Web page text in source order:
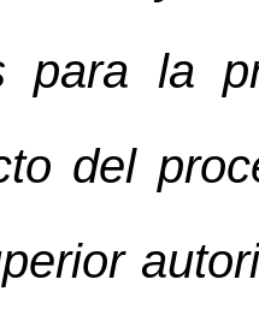
para la
del